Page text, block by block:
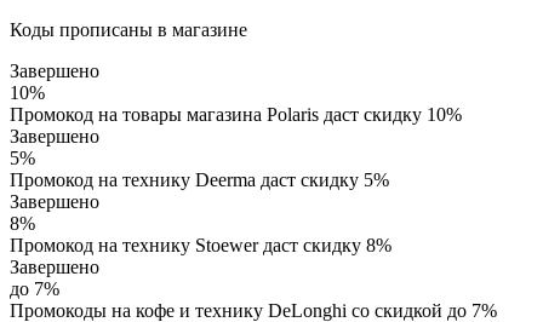
Коды прописаны в магазине
Завершено
10%
Промокод на товары магазина Polaris даст скидку 10%
Завершено
5%
Промокод на технику Deerma даст скидку 5%
Завершено
8%
Промокод на технику Stoewer даст скидку 8%
Завершено
до 7%
Промокоды на кофе и технику DeLonghi со скидкой до 7%